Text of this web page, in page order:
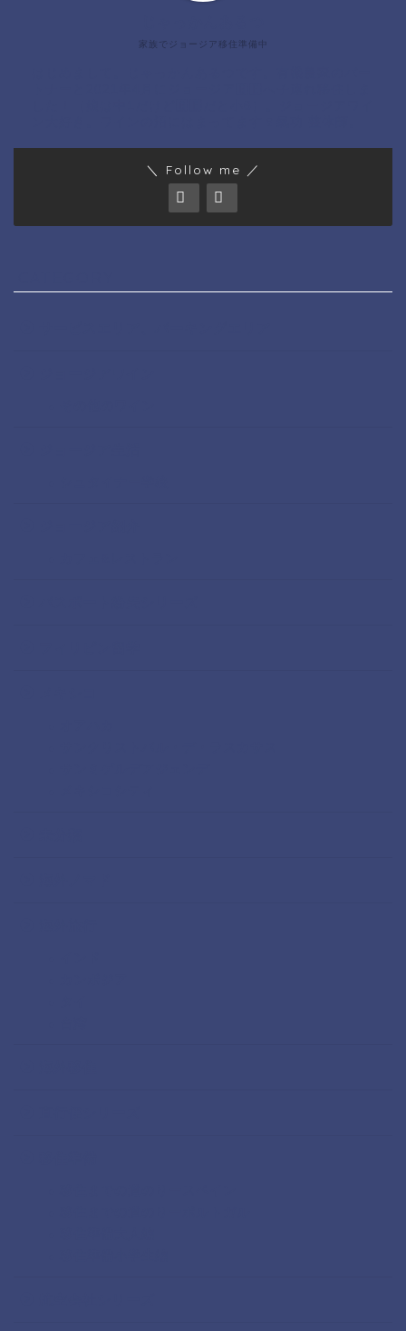
家族でジョージア移住準備中
＼ Follow me ／